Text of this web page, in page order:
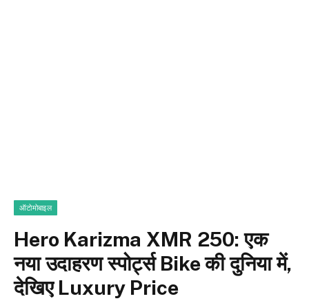
ऑटोमोबाइल
Hero Karizma XMR 250: एक
नया उदाहरण स्पोर्ट्स Bike की दुनिया में,
देखिए Luxury Price